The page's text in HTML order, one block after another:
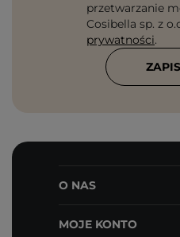
przetwarzanie
Cosibella sp. z
prywatności.
O NAS
MOJE KONTO